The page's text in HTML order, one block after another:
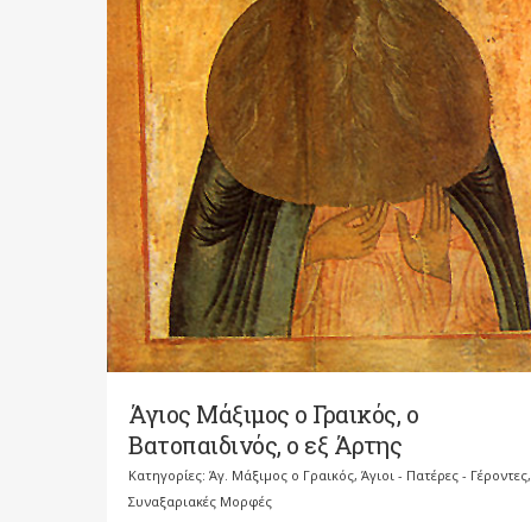
Άγιος Μάξιμος ο Γραικός, ο
Βατοπαιδινός, ο εξ Άρτης
Κατηγορίες: Άγ. Μάξιμος ο Γραικός, Άγιοι - Πατέρες - Γέροντες,
Συναξαριακές Μορφές